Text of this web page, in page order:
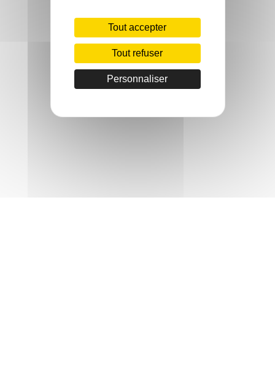
Informations
Mentions légales
Tout accepter
Tout refuser
Personnaliser